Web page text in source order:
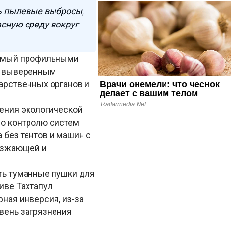
пылевые выбросы,
среду вокруг
профильными
выверенным
органов и
экологической
контролю систем
без тентов и машин с
и
туманные пушки для
Тахтапул
инверсия, из-за
загрязнения